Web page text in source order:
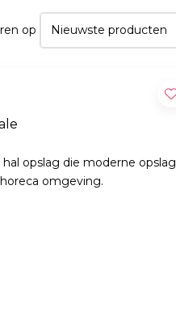
op
opslag die moderne opslag
omgeving.